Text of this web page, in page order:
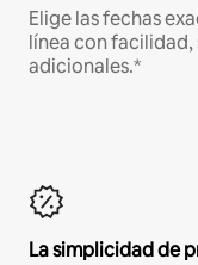
Elige las fechas
línea con
adicionales.*
La simplicidad de